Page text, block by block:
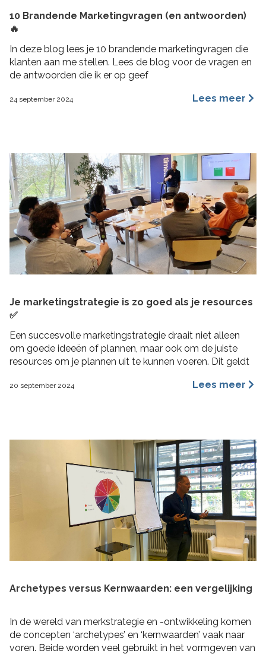
10 Brandende Marketingvragen (en antwoorden)
🔥
In deze blog lees je 10 brandende marketingvragen die
klanten aan me stellen. Lees de blog voor de vragen en
de antwoorden die ik er op geef
24 september 2024 Lees meer
Je marketingstrategie is zo goed als je resources
✅
Een succesvolle marketingstrategie draait niet alleen
om goede ideeën of plannen, maar ook om de juiste
resources om je plannen uit te kunnen voeren. Dit geldt
kunnen zijn en efficiëntie cruciaal is. In deze blogpost 4
intern maken dat je dit gaat waarmaken!
20 september 2024 Lees meer
Archetypes versus Kernwaarden: een vergelijking
In de wereld van merkstrategie en -ontwikkeling komen
de concepten ‘archetypes’ en ‘kernwaarden’ vaak naar
voren. Beide worden veel gebruikt in het vormgeven van